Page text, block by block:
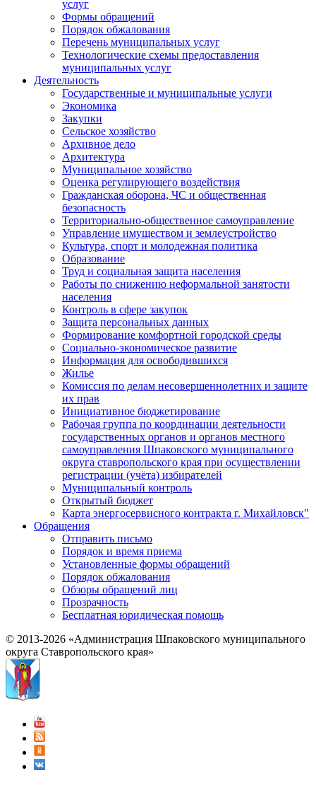
услуг
Формы обращений
Порядок обжалования
Перечень муниципальных услуг
Технологические схемы предоставления
муниципальных услуг
Деятельность
Государственные и муниципальные услуги
Экономика
Закупки
Сельское хозяйство
Архивное дело
Архитектура
Муниципальное хозяйство
Оценка регулирующего воздействия
Гражданская оборона, ЧС и общественная
безопасность
Территориально-общественное самоуправление
Управление имуществом и землеустройство
Культура, спорт и молодежная политика
Образование
Труд и социальная защита населения
Работы по снижению неформальной занятости
населения
Контроль в сфере закупок
Защита персональных данных
Формирование комфортной городской среды
Социально-экономическое развитие
Информация для освободившихся
Жилье
Комиссия по делам несовершеннолетних и защите
их прав
Инициативное бюджетирование
Рабочая группа по координации деятельности
государственных органов и органов местного
самоуправления Шпаковского муниципального
округа ставропольского края при осуществлении
регистрации (учёта) избирателей
Муниципальный контроль
Открытый бюджет
Карта энергосервисного контракта г. Михайловск"
Обращения
Отправить письмо
Порядок и время приема
Установленные формы обращений
Порядок обжалования
Обзоры обращений лиц
Прозрачность
Бесплатная юридическая помощь
© 2013-2026 «Администрация Шпаковского муниципального
округа Ставропольского края»